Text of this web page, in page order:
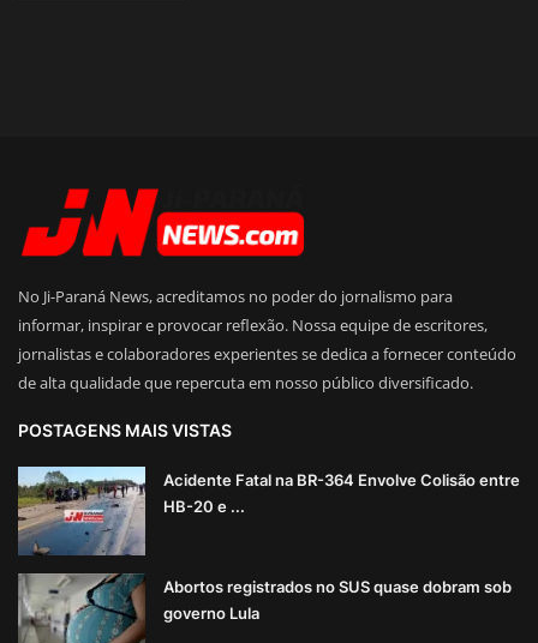
No Ji-Paraná News, acreditamos no poder do jornalismo para
informar, inspirar e provocar reflexão. Nossa equipe de escritores,
jornalistas e colaboradores experientes se dedica a fornecer conteúdo
de alta qualidade que repercuta em nosso público diversificado.
POSTAGENS MAIS VISTAS
Acidente Fatal na BR-364 Envolve Colisão entre
HB-20 e ...
Abortos registrados no SUS quase dobram sob
governo Lula